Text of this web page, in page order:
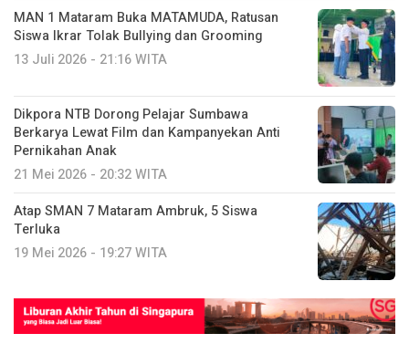
MAN 1 Mataram Buka MATAMUDA, Ratusan
Siswa Ikrar Tolak Bullying dan Grooming
13 Juli 2026 - 21:16 WITA
Dikpora NTB Dorong Pelajar Sumbawa
Berkarya Lewat Film dan Kampanyekan Anti
Pernikahan Anak
21 Mei 2026 - 20:32 WITA
Atap SMAN 7 Mataram Ambruk, 5 Siswa
Terluka
19 Mei 2026 - 19:27 WITA